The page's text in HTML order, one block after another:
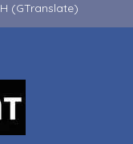
(GTranslate)